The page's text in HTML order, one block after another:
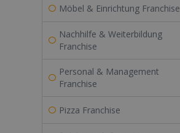
Möbel & Einrichtung Franchise
Nachhilfe & Weiterbildung
Franchise
Personal & Management
Franchise
Pizza Franchise